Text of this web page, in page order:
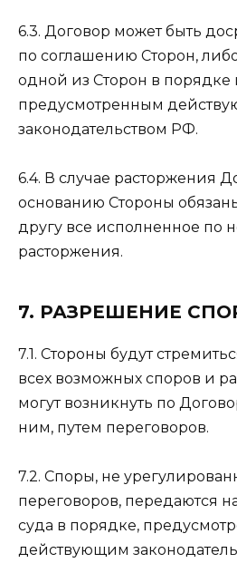
6.3. Договор может быть
по соглашению Сторон,
одной из Сторон в порядке
предусмотренным
законодательством РФ.
6.4. В случае расторжения
основанию Стороны
другу все исполненное по
расторжения.
7. РАЗРЕШЕНИЕ
7.1. Стороны будут
всех возможных споров и
могут возникнуть по
ним, путем переговоров.
7.2. Споры, не
переговоров, передаются
суда в порядке,
действующим